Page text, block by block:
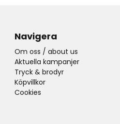
Navigera
Om oss / about us
Aktuella kampanjer
Tryck & brodyr
Köpvillkor
Cookies